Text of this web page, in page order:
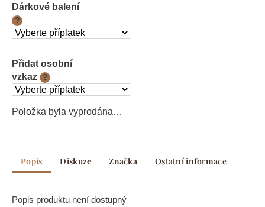
Dárkové balení
?
Přidat osobní
vzkaz
?
Položka byla vyprodána…
Popis Diskuze Značka Ostatní informace
Popis produktu není dostupný